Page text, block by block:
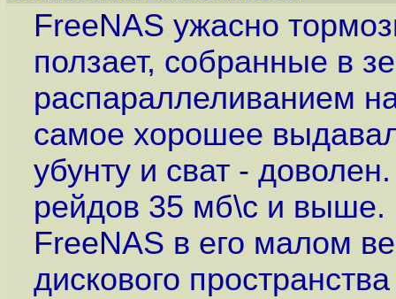
FreeNAS ужасно
ползает, собранные в
распараллеливанием
самое хорошее
убунту и сват -
рейдов 35 мб\с и выше.
FreeNAS в его малом
дискового